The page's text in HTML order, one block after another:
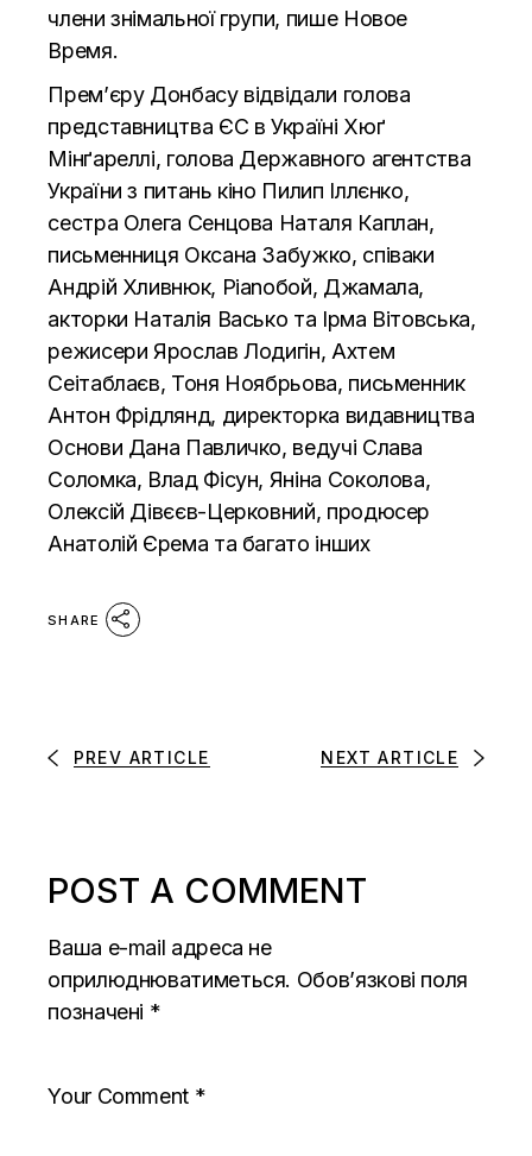
члени знімальної групи, пише Новое
Время.
Прем’єру Донбасу відвідали голова
представництва ЄС в Україні Хюґ
Мінґареллі, голова Державного агентства
України з питань кіно Пилип Іллєнко,
сестра Олега Сенцова Наталя Каплан,
письменниця Оксана Забужко, співаки
Андрій Хливнюк, Pianoбой, Джамала,
акторки Наталія Васько та Ірма Вітовська,
режисери Ярослав Лодигін, Ахтем
Сеітаблаєв, Тоня Ноябрьова, письменник
Антон Фрідлянд, директорка видавництва
Основи Дана Павличко, ведучі Слава
Соломка, Влад Фісун, Яніна Соколова,
Олексій Дівєєв-Церковний, продюсер
Анатолій Єрема та багато інших
SHARE
PREV ARTICLE NEXT ARTICLE
POST A COMMENT
Ваша e-mail адреса не
оприлюднюватиметься. Обов’язкові поля
позначені *